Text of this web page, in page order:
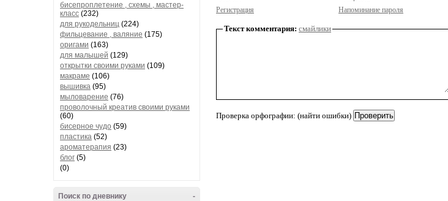
бисепроплетение , схемы , мастер-
класс (232)
для рукодельниц (224)
фильцевание , валяние (175)
оригами (163)
для малышей (129)
открытки своими руками (109)
макраме (106)
вышивка (95)
мыловарение (76)
проволочный креатив своими руками
(60)
бисерное чудо (59)
пластика (52)
ароматерапия (23)
блог (5)
(0)
-
Поиск по дневнику
Регистрация Напоминание пароля
Текст комментария: смайлики
Проверка орфографии: (найти ошибки)